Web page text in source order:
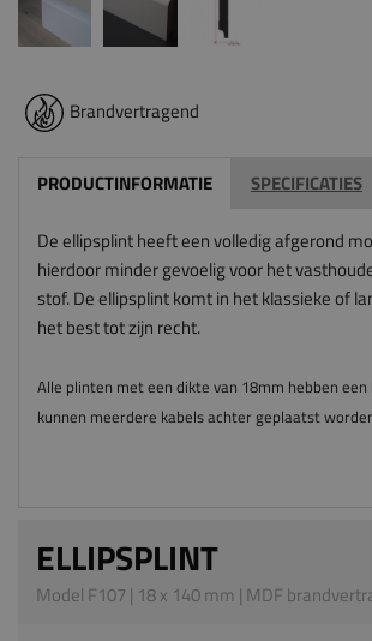
Brandvertragend
PRODUCTINFORMATIE SPECIFICATIES
De ellipsplint heeft een volledig afgerond
hierdoor minder gevoelig voor het
stof. De ellipsplint komt in het klassieke of
het best tot zijn recht.
Alle plinten met een dikte van 18mm hebben
kunnen meerdere kabels achter geplaatst
ELLIPSPLINT
Model F107 | 18 x 140 mm | MDF